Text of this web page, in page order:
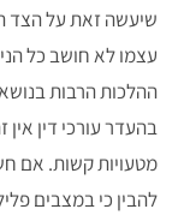
שיעשה זאת על הצד
עצמו לא חושב כל
ההלכות הרבות
בהעדר עורכי דין
מטעויות קשות. אם
להבין כי במצבים